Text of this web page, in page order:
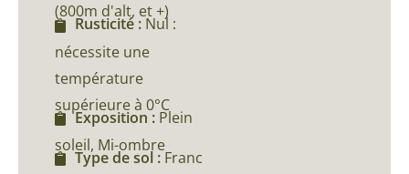
(800m d'alt, et +)
Rusticité : Nul :
nécessite une
température
supérieure à 0°C
Exposition : Plein
soleil, Mi-ombre
Type de sol : Franc